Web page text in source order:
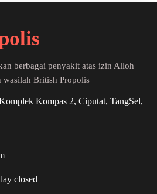
berbagai penyakit atas izin Alloh
wasilah British Propolis
Kompas 2, Ciputat, TangSel,
closed